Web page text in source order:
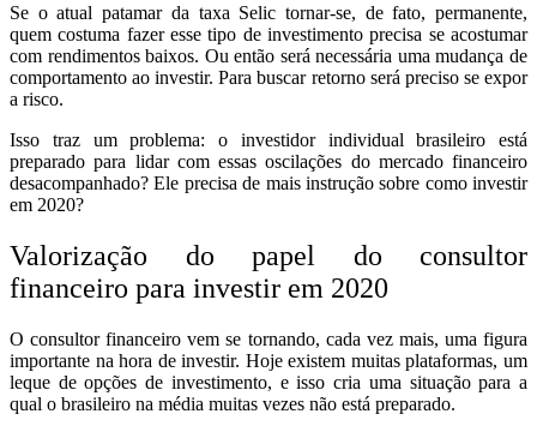
Se o atual patamar da taxa Selic tornar-se, de fato, permanente,
quem costuma fazer esse tipo de investimento precisa se acostumar
com rendimentos baixos. Ou então será necessária uma mudança de
comportamento ao investir. Para buscar retorno será preciso se expor
a risco.
Isso traz um problema: o investidor individual brasileiro está
preparado para lidar com essas oscilações do mercado financeiro
desacompanhado? Ele precisa de mais instrução sobre como investir
em 2020?
Valorização do papel do consultor
financeiro para investir em 2020
O consultor financeiro vem se tornando, cada vez mais, uma figura
importante na hora de investir. Hoje existem muitas plataformas, um
leque de opções de investimento, e isso cria uma situação para a
qual o brasileiro na média muitas vezes não está preparado.